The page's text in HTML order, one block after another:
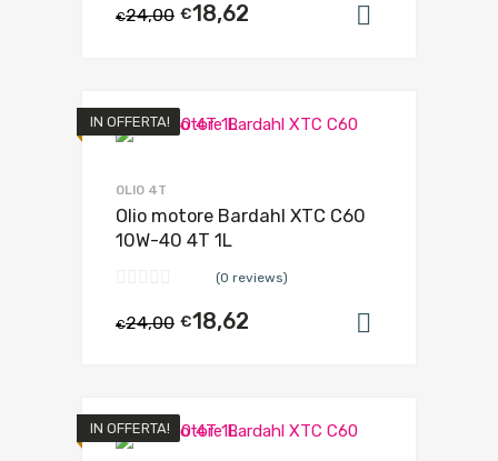
€24,00 €18,62
IN OFFERTA!
OLIO 4T
Olio motore Bardahl XTC C60
10W-40 4T 1L
(0 reviews)
€24,00 €18,62
IN OFFERTA!